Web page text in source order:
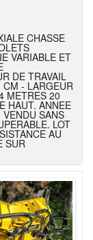
CHASSE
VARIABLE ET
DE TRAVAIL
- LARGEUR
METRES 20
HAUT. ANNEE
SANS
LOT
AU
SUR